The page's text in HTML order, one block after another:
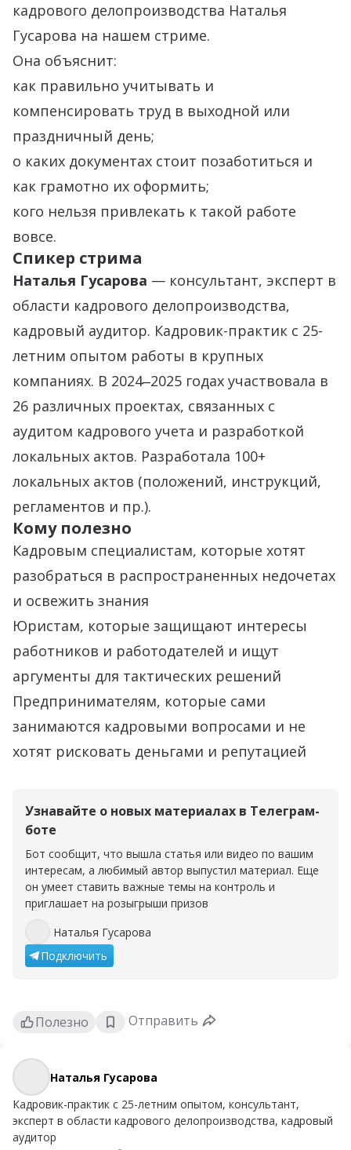
кадрового делопроизводства Наталья
Гусарова на нашем стриме.
Она объяснит:
как правильно учитывать и
компенсировать труд в выходной или
праздничный день;
о каких документах стоит позаботиться и
как грамотно их оформить;
кого нельзя привлекать к такой работе
вовсе.
Спикер стрима
Наталья Гусарова — консультант, эксперт в
области кадрового делопроизводства,
кадровый аудитор. Кадровик-практик с 25-
летним опытом работы в крупных
компаниях. В 2024‒2025 годах участвовала в
26 различных проектах, связанных с
аудитом кадрового учета и разработкой
локальных актов. Разработала 100+
локальных актов (положений, инструкций,
регламентов и пр.).
Кому полезно
Кадровым специалистам, которые хотят
разобраться в распространенных недочетах
и освежить знания
Юристам, которые защищают интересы
работников и работодателей и ищут
аргументы для тактических решений
Предпринимателям, которые сами
занимаются кадровыми вопросами и не
хотят рисковать деньгами и репутацией
Узнавайте о новых материалах в Телеграм-
боте
Бот сообщит, что вышла статья или видео по вашим
интересам, а любимый автор выпустил материал. Еще
он умеет ставить важные темы на контроль и
приглашает на розыгрыши призов
Наталья Гусарова
Наталья Гусарова
Подключить
Полезно Отправить
Наталья Гусарова
Наталья Гусарова
Кадровик-практик с 25-летним опытом, консультант,
эксперт в области кадрового делопроизводства, кадровый
аудитор